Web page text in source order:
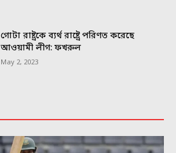
গোটা রাষ্ট্রকে ব্যর্থ রাষ্ট্রে পরিণত করেছে
আওয়ামী লীগ: ফখরুল
May 2, 2023